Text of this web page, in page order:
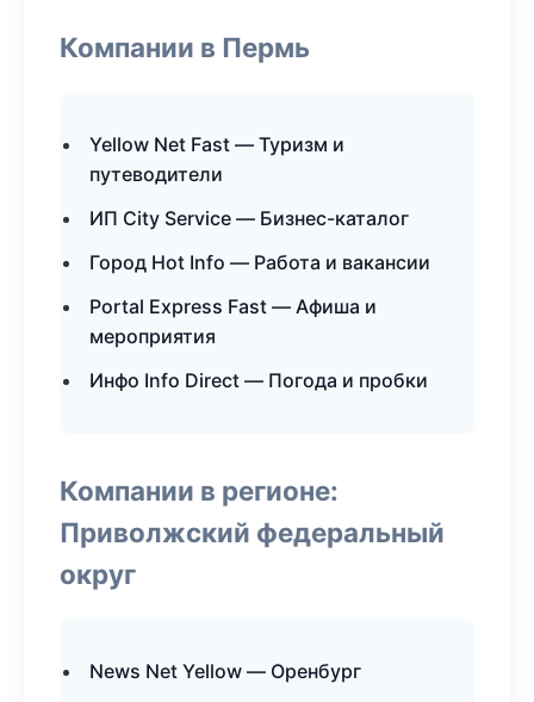
Компании в Пермь
Yellow Net Fast — Туризм и
путеводители
ИП City Service — Бизнес-каталог
Город Hot Info — Работа и вакансии
Portal Express Fast — Афиша и
мероприятия
Инфо Info Direct — Погода и пробки
Компании в регионе:
Приволжский федеральный
округ
News Net Yellow — Оренбург